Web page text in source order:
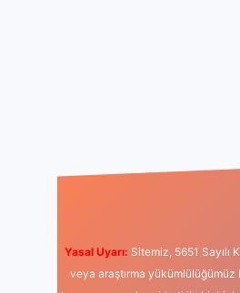
Yasal Uyarı: Sitemiz, 5651
veya araştırma yükümlülüğümüz